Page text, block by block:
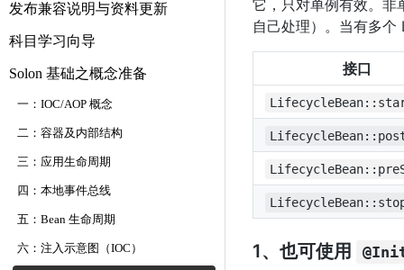
发布兼容说明与资料更新
科目学习向导
Solon 基础之概念准备
一：IOC/AOP 概念
二：容器及内部结构
三：应用生命周期
四：本地事件总线
五：Bean 生命周期
六：注入示意图（IOC）
它，只对单例有效。非
自己处理）。当有多
接口
1、也可使用